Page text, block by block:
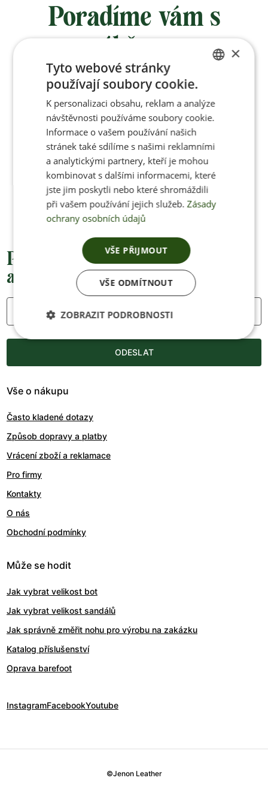
Poradíme vám s
výběrem
Po-Pá 8:00 – 17:00
Jan Pančocha
+420 770 669 100
info@jenonleather.cz
Přednostní informace o soutěžích,
akcích a novinkách
Váš e-mail
ODESLAT
Vše o nákupu
Často kladené dotazy
Způsob dopravy a platby
Vrácení zboží a reklamace
Pro firmy
Kontakty
O nás
Obchodní podmínky
Může se hodit
Jak vybrat velikost bot
Jak vybrat velikost sandálů
Jak správně změřit nohu pro výrobu na zakázku
Katalog příslušenství
Oprava barefoot
InstagramFacebookYoutube
©Jenon Leather
ENGLISH
×
Tyto webové stránky
používají soubory cookie.
K personalizaci obsahu, reklam a analýze
návštěvnosti používáme soubory cookie.
Informace o vašem používání našich
stránek také sdílíme s našimi reklamními
a analytickými partnery, kteří je mohou
kombinovat s dalšími informacemi, které
jste jim poskytli nebo které shromáždili
při vašem používání jejich služeb. Zásady
ochrany osobních údajů
VŠE PŘIJMOUT
VŠE ODMÍTNOUT
ZOBRAZIT PODROBNOSTI